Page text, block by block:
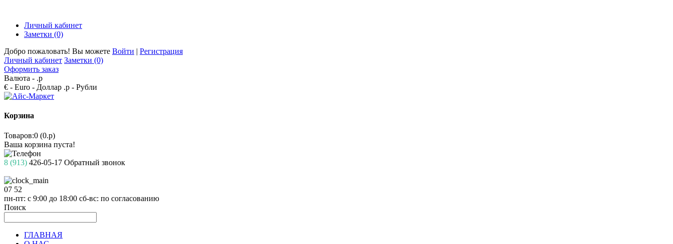
Личный кабинет
Заметки (0)
Добро пожаловать! Вы можете Войти | Регистрация
Личный кабинет Заметки (0)
Оформить заказ
Валюта - .р
€ - Euro - Доллар .р - Рубли
Корзина
Товаров:0 (0.р)
Ваша корзина пуста!
8 (913) 426-05-17 Обратный звонок
07 52
пн-пт: с 9:00 до 18:00 сб-вс: по согласованию
Поиск
ГЛАВНАЯ